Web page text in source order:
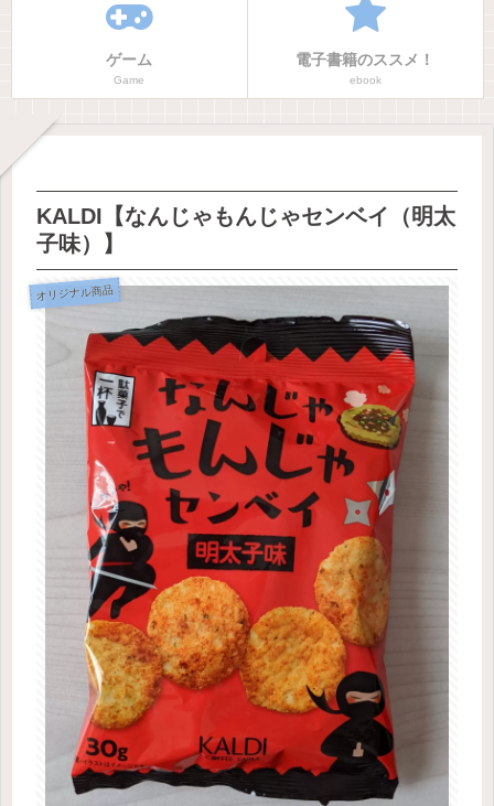
ゲーム
Game
電子書籍のススメ！
ebook
KALDI【なんじゃもんじゃセンベイ（明太
子味）】
オリジナル商品